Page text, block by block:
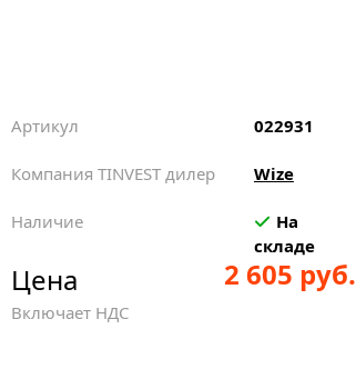
Артикул 022931
Компания TINVEST дилер Wize
Наличие
На
складе
Цена
Включает НДС
2 605 руб.